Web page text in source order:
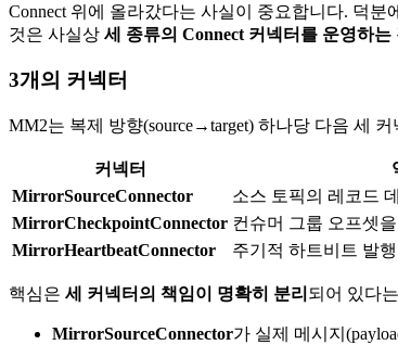
Connect 위에 올라갔다는 사실이 중요합니다. 덕
것은 사실상 세 종류의 Connect 커넥터를 운영하는
3개의 커넥터
MM2는 복제 방향(source→target) 하나당 다음 세
커넥터
MirrorSourceConnector
소스 토픽의 레코드
MirrorCheckpointConnector 컨슈머 그룹 오프셋
MirrorHeartbeatConnector 주기적 하트비트 발
핵심은 세 커넥터의 책임이 명확히 분리 되어 있다
MirrorSourceConnector가 실제 메시지